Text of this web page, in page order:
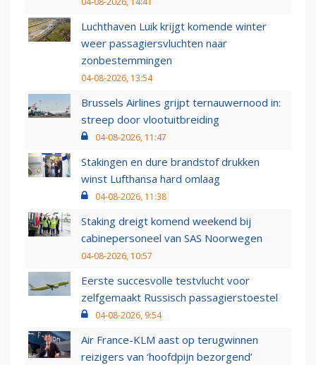
Luchthaven Luik krijgt komende winter
weer passagiersvluchten naar
zonbestemmingen
04-08-2026, 13:54
Brussels Airlines grijpt ternauwernood in:
streep door vlootuitbreiding
04-08-2026, 11:47
Stakingen en dure brandstof drukken
winst Lufthansa hard omlaag
04-08-2026, 11:38
Staking dreigt komend weekend bij
cabinepersoneel van SAS Noorwegen
04-08-2026, 10:57
Eerste succesvolle testvlucht voor
zelfgemaakt Russisch passagierstoestel
04-08-2026, 9:54
Air France-KLM aast op terugwinnen
reizigers van ‘hoofdpijn bezorgend’